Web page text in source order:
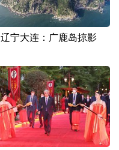
辽宁大连：广鹿岛掠影